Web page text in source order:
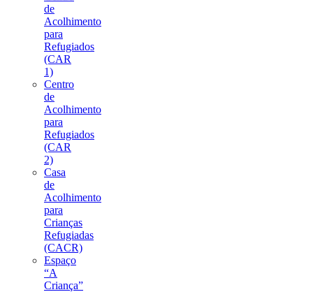
de
Acolhimento
para
Refugiados
(CAR
1)
Centro
de
Acolhimento
para
Refugiados
(CAR
2)
Casa
de
Acolhimento
para
Crianças
Refugiadas
(CACR)
Espaço
“A
Criança”